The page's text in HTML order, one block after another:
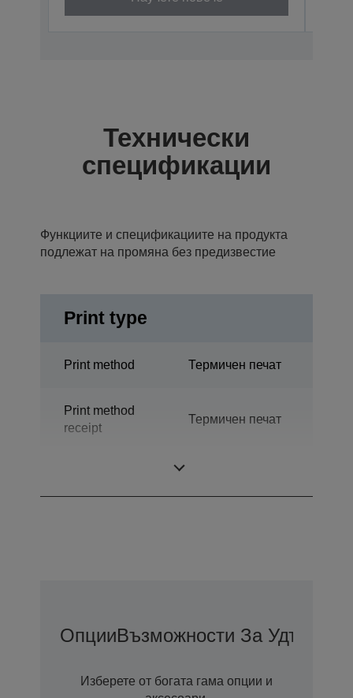
Технически
спецификации
Функциите и спецификациите на продукта
подлежат на промяна без предизвестие
Print type
Print method Термичен печат
Print method
receipt
Термичен печат
ОпцииВъзможности За
Изберете от богата гама опции и